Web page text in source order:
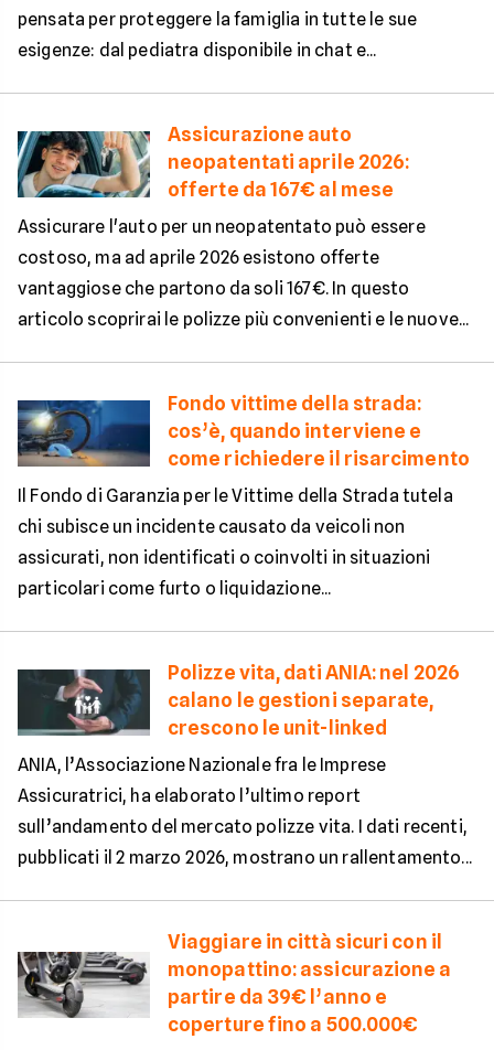
pensata per proteggere la famiglia in tutte le sue
esigenze: dal pediatra disponibile in chat e...
Assicurazione auto
neopatentati aprile 2026:
offerte da 167€ al mese
Assicurare l'auto per un neopatentato può essere
costoso, ma ad aprile 2026 esistono offerte
vantaggiose che partono da soli 167€. In questo
articolo scoprirai le polizze più convenienti e le nuove...
Fondo vittime della strada:
cos’è, quando interviene e
come richiedere il risarcimento
Il Fondo di Garanzia per le Vittime della Strada tutela
chi subisce un incidente causato da veicoli non
assicurati, non identificati o coinvolti in situazioni
particolari come furto o liquidazione...
Polizze vita, dati ANIA: nel 2026
calano le gestioni separate,
crescono le unit-linked
ANIA, l’Associazione Nazionale fra le Imprese
Assicuratrici, ha elaborato l’ultimo report
sull’andamento del mercato polizze vita. I dati recenti,
pubblicati il 2 marzo 2026, mostrano un rallentamento...
Viaggiare in città sicuri con il
monopattino: assicurazione a
partire da 39€ l’anno e
coperture fino a 500.000€